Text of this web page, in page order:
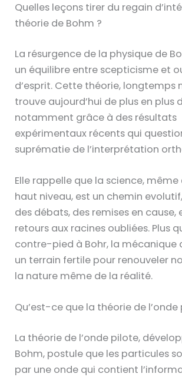
Quelles leçons tirer du regain
théorie de Bohm ?
La résurgence de la physique de
un équilibre entre scepticisme et
d’esprit. Cette théorie, longtemps
trouve aujourd’hui de plus en plus
notamment grâce à des résultats
expérimentaux récents qui
suprématie de l’interprétation
Elle rappelle que la science, même
haut niveau, est un chemin
des débats, des remises en cause,
retours aux racines oubliées. Plus
contre-pied à Bohr, la mécanique
un terrain fertile pour renouveler
la nature même de la réalité.
Qu’est-ce que la théorie de l’onde
La théorie de l’onde pilote,
Bohm, postule que les particules
par une onde qui contient